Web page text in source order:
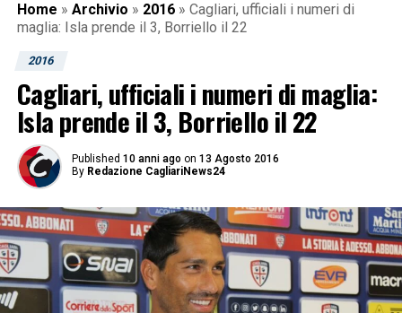
Home » Archivio » 2016 » Cagliari, ufficiali i numeri di
maglia: Isla prende il 3, Borriello il 22
2016
Cagliari, ufficiali i numeri di maglia:
Isla prende il 3, Borriello il 22
Published 10 anni ago on 13 Agosto 2016
By Redazione CagliariNews24